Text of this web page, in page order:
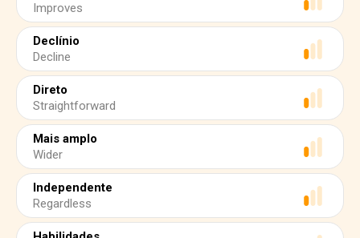
Improves
Declínio
Decline
Direto
Straightforward
Mais amplo
Wider
Independente
Regardless